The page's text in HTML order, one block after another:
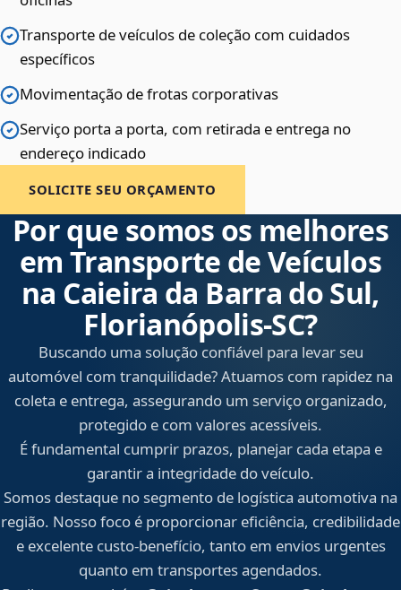
Transporte de veículos de coleção com cuidados
específicos
Movimentação de frotas corporativas
Serviço porta a porta, com retirada e entrega no
endereço indicado
SOLICITE SEU ORÇAMENTO
Por que somos os melhores
em Transporte de Veículos
na Caieira da Barra do Sul,
Florianópolis‑SC?
Buscando uma solução confiável para levar seu
automóvel com tranquilidade? Atuamos com rapidez na
coleta e entrega, assegurando um serviço organizado,
protegido e com valores acessíveis.
É fundamental cumprir prazos, planejar cada etapa e
garantir a integridade do veículo.
Somos destaque no segmento de logística automotiva na
região. Nosso foco é proporcionar eficiência, credibilidade
e excelente custo-benefício, tanto em envios urgentes
quanto em transportes agendados.